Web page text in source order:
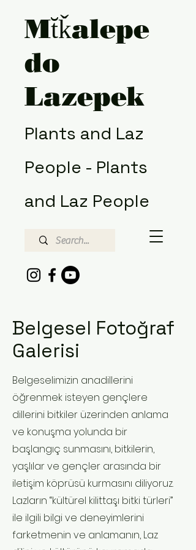
Mt̆ǩalepe
do
Lazepek
Plants and Laz
People - Plants
and Laz People
Belgesel Fotoğraf
Galerisi
Belgeselimizin anadillerini
öğrenmek isteyen gençlere
dillerini bitkiler üzerinden anlama
ve konuşma yolunda bir
başlangıç sunmasını, bitkilerin,
yaşlılar ve gençler arasında bir
iletişim köprüsü kurmasını diliyoruz.
Lazların “kültürel kilittaşı bitki türleri”
ile ilgili bilgi ve deneyimlerini
farketmenin ve anlamanın, Laz
"Lazca'yı Bitkilerden
Öğrenme Yolculuğu"
belgeselimizin post
CultureCIVIC: Kültür
Sanat Destek
Programı kapsamında
Avrupa Birliği
tarafından
desteklenmeye hak
kazandı.🐿🌾🤗💚
"Lazca'yı Bitkilerden
Öğrenme Yolculuğu"
belgeselimizin post
prodüksüyonu CultureCIVIC: